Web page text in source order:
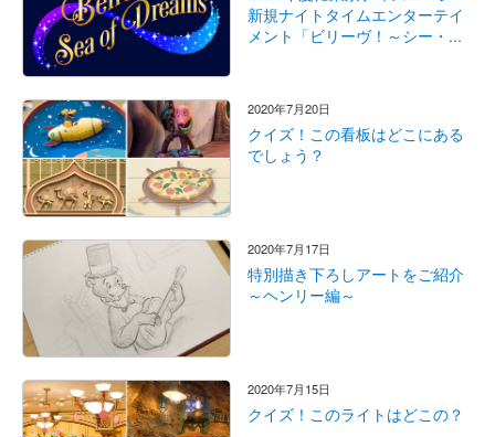
新規ナイトタイムエンターテイ
メント「ビリーヴ！～シー・...
2020年7月20日
クイズ！この看板はどこにある
でしょう？
2020年7月17日
特別描き下ろしアートをご紹介
～ヘンリー編～
2020年7月15日
クイズ！このライトはどこの？